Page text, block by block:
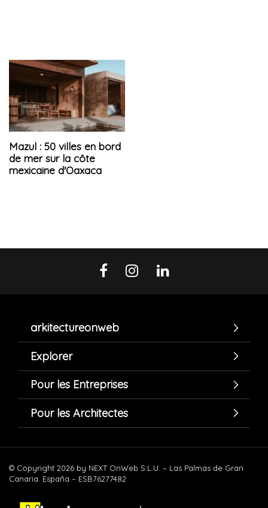
Mazul : 50 villes en bord
de mer sur la côte
mexicaine d'Oaxaca
arkitectureonweb
Explorer
Pour les Entreprises
Pour les Architectes
© Copyright 2026 by NEXT OnWeb S.L.U. – Las Palmas de Gran
Canaria. España – ESB76277482